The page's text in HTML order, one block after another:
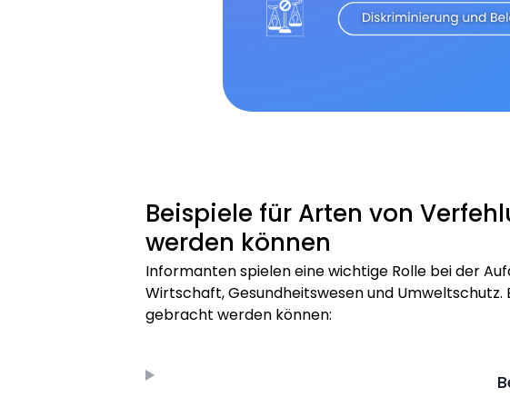
Beispiele für Arten von
werden können
Informanten spielen eine wichtige Rolle bei der
Wirtschaft, Gesundheitswesen und
gebracht werden können: